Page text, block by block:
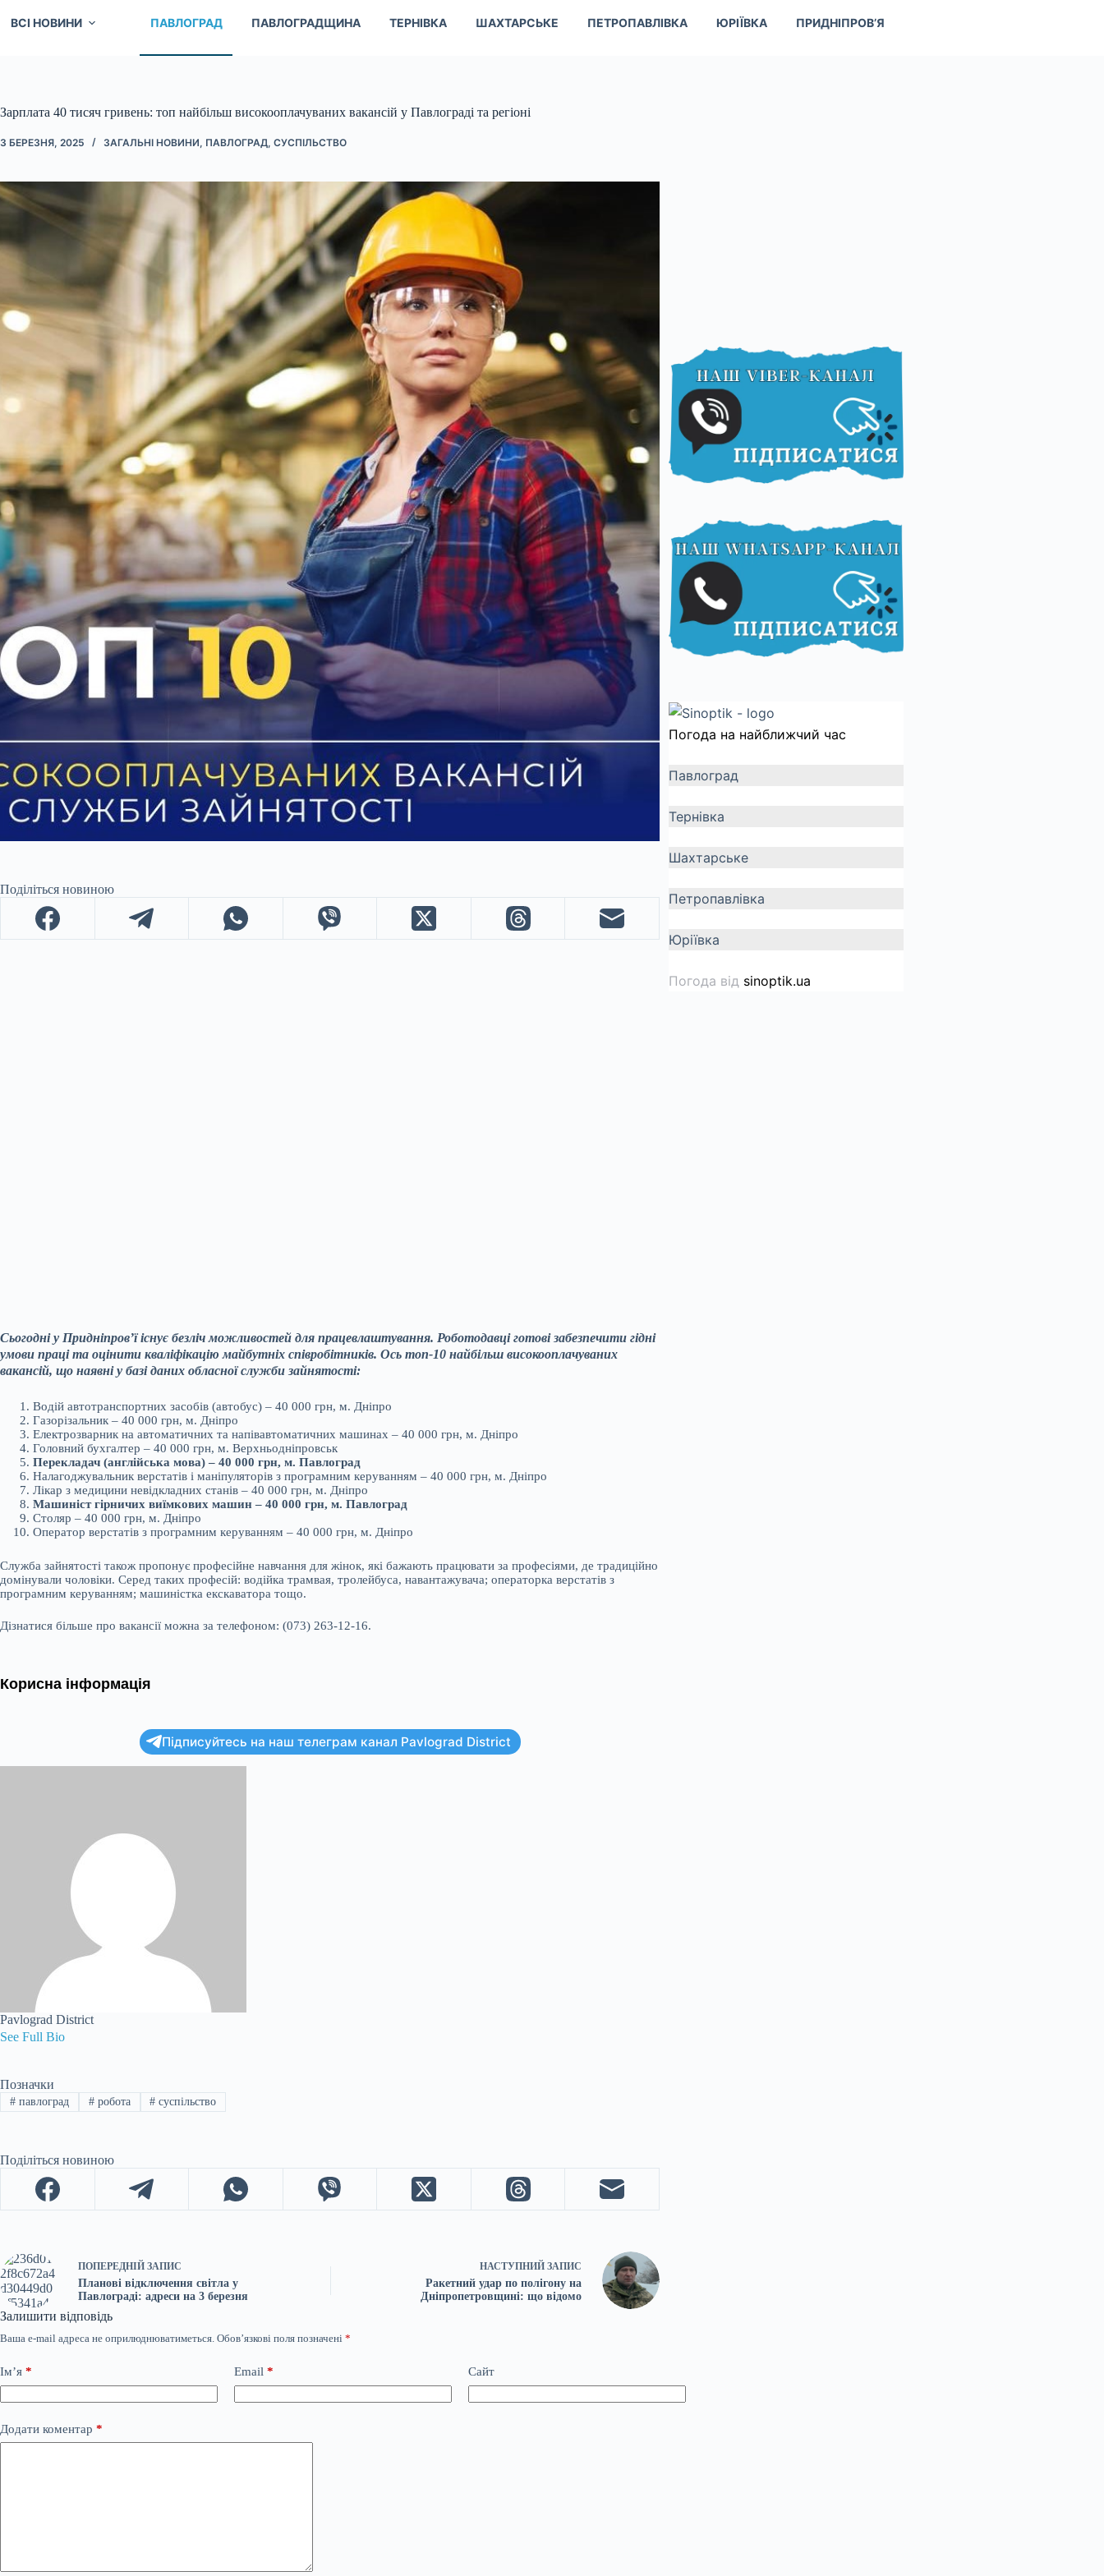
ВСІ НОВИНИ ПАВЛОГРАД ПАВЛОГРАДЩИНА ТЕРНІВКА ШАХТАРСЬКЕ ПЕТРОПАВЛІВКА ЮРІЇВКА ПРИДНІПРОВ’Я
Зарплата 40 тисяч гривень: топ найбільш високооплачуваних вакансій у Павлограді та регіоні
3 БЕРЕЗНЯ, 2025 ЗАГАЛЬНІ НОВИНИ, ПАВЛОГРАД, СУСПІЛЬСТВО
Поділіться новиною
Сьогодні у Придніпров’ї існує безліч можливостей для працевлаштування. Роботодавці готові забезпечити гідні
умови праці та оцінити кваліфікацію майбутніх співробітників. Ось топ-10 найбільш високооплачуваних
вакансій, що наявні у базі даних обласної служби зайнятості:
Водій автотранспортних засобів (автобус) – 40 000 грн, м. Дніпро
Газорізальник – 40 000 грн, м. Дніпро
Електрозварник на автоматичних та напівавтоматичних машинах – 40 000 грн, м. Дніпро
Головний бухгалтер – 40 000 грн, м. Верхньодніпровськ
Перекладач (англійська мова) – 40 000 грн, м. Павлоград
Налагоджувальник верстатів і маніпуляторів з програмним керуванням – 40 000 грн, м. Дніпро
Лікар з медицини невідкладних станів – 40 000 грн, м. Дніпро
Машиніст гірничих виїмкових машин – 40 000 грн, м. Павлоград
Столяр – 40 000 грн, м. Дніпро
Оператор верстатів з програмним керуванням – 40 000 грн, м. Дніпро
Служба зайнятості також пропонує професійне навчання для жінок, які бажають працювати за професіями, де традиційно
домінували чоловіки. Серед таких професій: водійка трамвая, тролейбуса, навантажувача; операторка верстатів з
програмним керуванням; машиністка екскаватора тощо.
Дізнатися більше про вакансії можна за телефоном: (073) 263-12-16.
Корисна інформація
Підписуйтесь на наш телеграм канал Pavlograd District
Pavlograd District
See Full Bio
Позначки
#павлоград #робота # суспільство
Поділіться новиною
ПОПЕРЕДНІЙ ЗАПИС
Планові відключення світла у
Павлограді: адреси на 3 березня
НАСТУПНИЙ ЗАПИС
Ракетний удар по полігону на
Дніпропетровщині: що відомо
Залишити відповідь
Ваша e-mail адреса не оприлюднюватиметься. Обов’язкові поля позначені *
Ім’я * Email * Сайт
Додати коментар *
Погода на найближчий час
Павлоград
Тернівка
Шахтарське
Петропавлівка
Юріївка
Погода від sinoptik.ua